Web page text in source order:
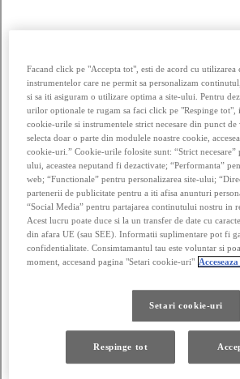
Facand click pe "Accepta tot", esti de acord cu
instrumentelor care ne permit sa personalizam
si sa iti asiguram o utilizare optima a site-ului. Pentru
urilor optionale te rugam sa faci click pe "Respinge tot",
cookie-urile si instrumentele strict necesare din punct de
selecta doar o parte din modulele noastre cookie,
cookie-uri.” Cookie-urile folosite sunt: “Strict necesare”
ului, aceastea neputand fi dezactivate; “Performanta”
web; “Functionale” pentru personalizarea site-ului;
partenerii de publicitate pentru a iti afisa anunturi
“Social Media” pentru partajarea continutului nostru in
Acest lucru poate duce si la un transfer de date cu
din afara UE (sau SEE). Informatii suplimentare pot fi
confidentialitate. Consimtamantul tau este voluntar si
moment, accesand pagina "Setari cookie-uri"
Setari cookie-uri
Respinge tot